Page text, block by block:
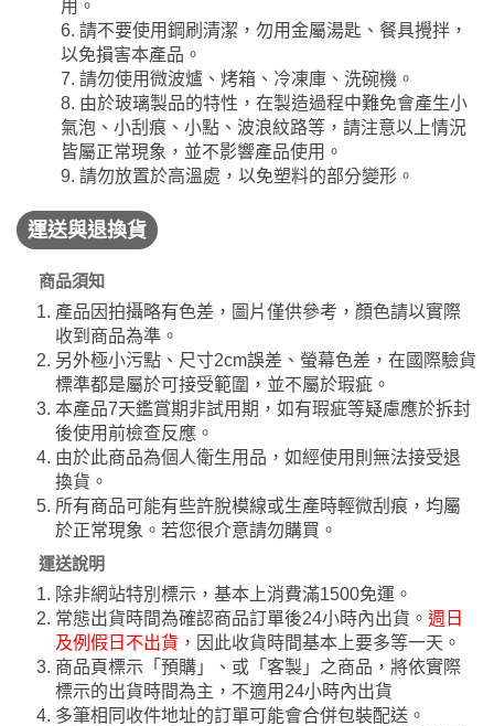
用。
6. 請不要使用鋼刷清潔，勿用金屬湯匙、餐具攪拌，
以免損害本產品。
7. 請勿使用微波爐、烤箱、冷凍庫、洗碗機。
8. 由於玻璃製品的特性，在製造過程中難免會產生小
氣泡、小刮痕、小點、波浪紋路等，請注意以上情況
皆屬正常現象，並不影響產品使用。
9. 請勿放置於高溫處，以免塑料的部分變形。
運送與退換貨
商品須知
產品因拍攝略有色差，圖片僅供參考，顏色請以實際
收到商品為準。
另外極小污點、尺寸2cm誤差、螢幕色差，在國際驗貨
標準都是屬於可接受範圍，並不屬於瑕疵。
本產品7天鑑賞期非試用期，如有瑕疵等疑慮應於拆封
後使用前檢查反應。
由於此商品為個人衛生用品，如經使用則無法接受退
換貨。
所有商品可能有些許脫模線或生產時輕微刮痕，均屬
於正常現象。若您很介意請勿購買。
運送說明
除非網站特別標示，基本上消費滿1500免運。
常態出貨時間為確認商品訂單後24小時內出貨。 週日
及例假日不出貨 ，因此收貨時間基本上要多等一天。
商品頁標示「預購」、或「客製」之商品，將依實際
標示的出貨時間為主，不適用24小時內出貨
多筆相同收件地址的訂單可能會合併包裝配送。